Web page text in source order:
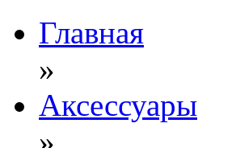
Главная
»
Аксессуары